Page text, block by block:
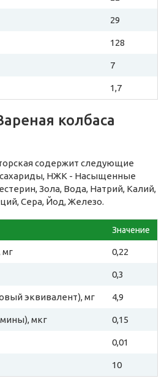
29
128
7
1,7
колбаса
содержит следующие
НЖК - Насыщенные
Зола, Вода, Натрий, Калий,
Сера, Йод, Железо.
Значение
мг 0,22
0,3
эквивалент), мг 4,9
мкг 0,15
0,01
10